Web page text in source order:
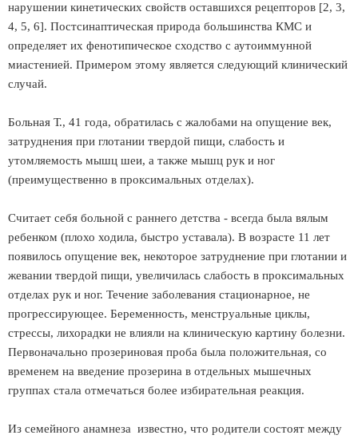
нарушении кинетических свойств оставшихся рецепторов [2, 3,
4, 5, 6]. Постсинаптическая природа большинства КМС и
определяет их фенотипическое сходство с аутоиммунной
миастенией. Примером этому является следующий клинический
случай.
Больная Т., 41 года, обратилась с жалобами на опущение век,
затруднения при глотании твердой пищи, слабость и
утомляемость мышц шеи, а также мышц рук и ног
(преимущественно в проксимальных отделах).
Считает себя больной с раннего детства - всегда была вялым
ребенком (плохо ходила, быстро уставала). В возрасте 11 лет
появилось опущение век, некоторое затруднение при глотании и
жевании твердой пищи, увеличилась слабость в проксимальных
отделах рук и ног. Течение заболевания стационарное, не
прогрессирующее. Беременность, менструальные циклы,
стрессы, лихорадки не влияли на клиническую картину болезни.
Первоначально прозериновая проба была положительная, со
временем на введение прозерина в отдельных мышечных
группах стала отмечаться более избирательная реакция.
Из семейного анамнеза известно, что родители состоят между